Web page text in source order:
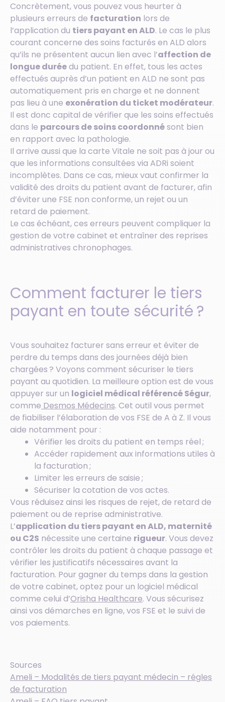
Concrètement, vous pouvez vous heurter à
plusieurs erreurs de facturation lors de
l’application du tiers payant en ALD. Le cas le plus
courant concerne des soins facturés en ALD alors
qu’ils ne présentent aucun lien avec l’affection de
longue duréedu patient. En effet, tous les actes
effectués auprès d’un patient en ALD ne sont pas
automatiquement pris en charge et ne donnent
pas lieu à une exonération du ticket modérateur.
Il est donc capital de vérifier que les soins effectués
dans le parcours de soins coordonnésont bien
en rapport avec la pathologie.
Il arrive aussi que la carte Vitale ne soit pas à jour ou
que les informations consultées via ADRi soient
incomplètes. Dans ce cas, mieux vaut confirmer la
validité des droits du patient avant de facturer, afin
d’éviter une FSE non conforme, un rejet ou un
retard de paiement.
Le cas échéant, ces erreurs peuvent compliquer la
gestion de votre cabinet et entraîner des reprises
administratives chronophages.
Comment facturer le tiers
payant en toute sécurité ?
Vous souhaitez facturer sans erreur et éviter de
perdre du temps dans des journées déjà bien
chargées ? Voyons comment sécuriser le tiers
payant au quotidien. La meilleure option est de vous
appuyer sur un logiciel médical référencé Ségur,
comme Desmos Médecins. Cet outil vous permet
de fiabiliser l’élaboration de vos FSE de A à Z. Il vous
aide notamment pour :
Vérifier les droits du patient en temps réel ;
Accéder rapidement aux informations utiles à
la facturation ;
Limiter les erreurs de saisie ;
Sécuriser la cotation de vos actes.
Vous réduisez ainsi les risques de rejet, de retard de
paiement ou de reprise administrative.
L’application du tiers payant en ALD, maternité
ou C2S nécessite une certaine rigueur. Vous devez
contrôler les droits du patient à chaque passage et
vérifier les justificatifs nécessaires avant la
facturation. Pour gagner du temps dans la gestion
de votre cabinet, optez pour un logiciel médical
comme celui d’Orisha Healthcare. Vous sécurisez
ainsi vos démarches en ligne, vos FSE et le suivi de
vos paiements.
Sources
Ameli – Modalités de tiers payant médecin – régles
de facturation